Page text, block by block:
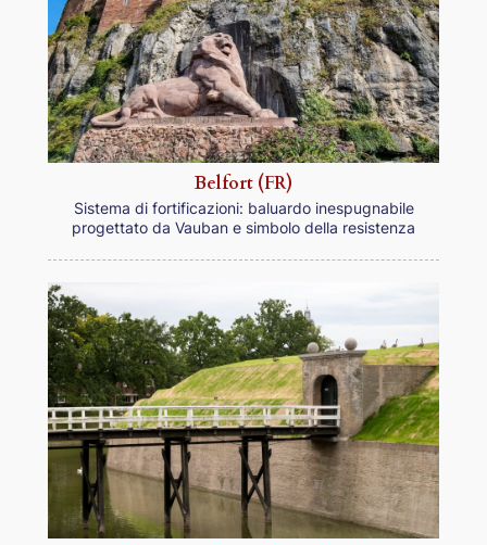
Belfort (FR)
Sistema di fortificazioni: baluardo inespugnabile
progettato da Vauban e simbolo della resistenza